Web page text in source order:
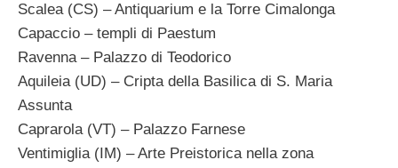
Scalea (CS) – Antiquarium e la Torre Cimalonga
Capaccio – templi di Paestum
Ravenna – Palazzo di Teodorico
Aquileia (UD) – Cripta della Basilica di S. Maria
Assunta
Caprarola (VT) – Palazzo Farnese
Ventimiglia (IM) – Arte Preistorica nella zona